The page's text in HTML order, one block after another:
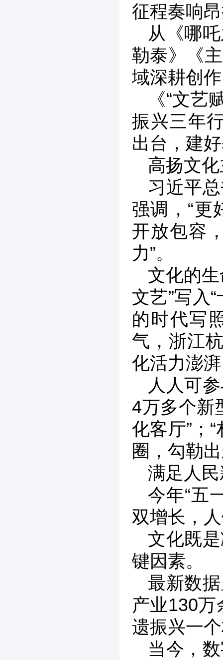
征程奏响
从《哪
勒泰》《
域深耕创
《“文
振兴三年
出台，建
高扬文
习近平
强调，“更
开放包容
力”。
文化的
文艺”写入
的时代写
气，浙江
化活力澎
人人可
4万多个新
化客厅”；“
圈，勾勒
满足人
今年“五
双增长，
文化既
键因素。
最新数
产业130万
遗振兴一
当今，